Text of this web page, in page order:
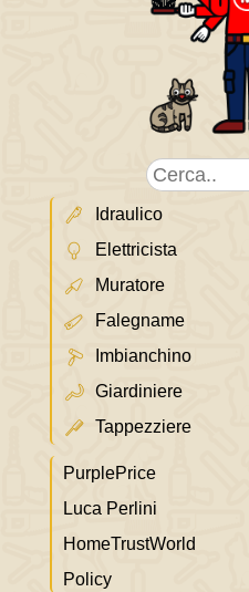
Idraulico
Elettricista
Muratore
Falegname
Imbianchino
Giardiniere
Tappezziere
PurplePrice
Luca Perlini
HomeTrustWorld
Policy